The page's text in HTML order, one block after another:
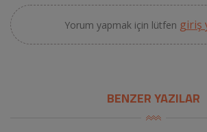
Yorum yapmak için lütfen giriş
BENZER YAZILAR